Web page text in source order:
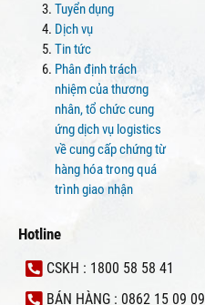
Tuyển dụng
Dịch vụ
Tin tức
Phân định trách
nhiệm của thương
nhân, tổ chức cung
ứng dịch vụ logistics
về cung cấp chứng từ
hàng hóa trong quá
trình giao nhận
Hotline
CSKH : 1800 58 58 41
BÁN HÀNG : 0862 15 09 09